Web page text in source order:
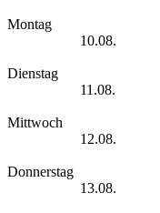
Montag
10.08.
Dienstag
11.08.
Mittwoch
12.08.
Donnerstag
13.08.